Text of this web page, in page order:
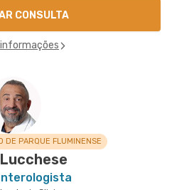
CONSULTA
DE PARQUE FLUMINENSE